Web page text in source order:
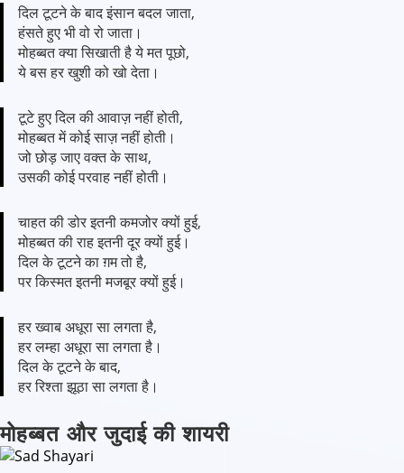
दिल टूटने के बाद इंसान बदल जाता,
हंसते हुए भी वो रो जाता।
मोहब्बत क्या सिखाती है ये मत पूछो,
ये बस हर खुशी को खो देता।
टूटे हुए दिल की आवाज़ नहीं होती,
मोहब्बत में कोई साज़ नहीं होती।
जो छोड़ जाए वक्त के साथ,
उसकी कोई परवाह नहीं होती।
चाहत की डोर इतनी कमजोर क्यों हुई,
मोहब्बत की राह इतनी दूर क्यों हुई।
दिल के टूटने का ग़म तो है,
पर किस्मत इतनी मजबूर क्यों हुई।
हर ख्वाब अधूरा सा लगता है,
हर लम्हा अधूरा सा लगता है।
दिल के टूटने के बाद,
हर रिश्ता झूठा सा लगता है।
मोहब्बत और जुदाई की शायरी